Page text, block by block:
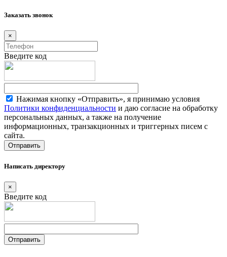
Заказать звонок
×
Введите код
Нажимая кнопку «Отправить», я принимаю условия
Политики конфиденциальности и даю согласие на обработку
персональных данных, а также на получение
информационных, транзакционных и триггерных писем с
сайта.
Написать директору
×
Введите код